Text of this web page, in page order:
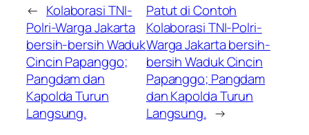
← Kolaborasi TNI-
Polri-Warga Jakarta
bersih-bersih Waduk
Cincin Papanggo;
Pangdam dan
Kapolda Turun
Langsung.
Patut di Contoh
Kolaborasi TNI-Polri-
Warga Jakarta bersih-
bersih Waduk Cincin
Papanggo; Pangdam
dan Kapolda Turun
Langsung. →